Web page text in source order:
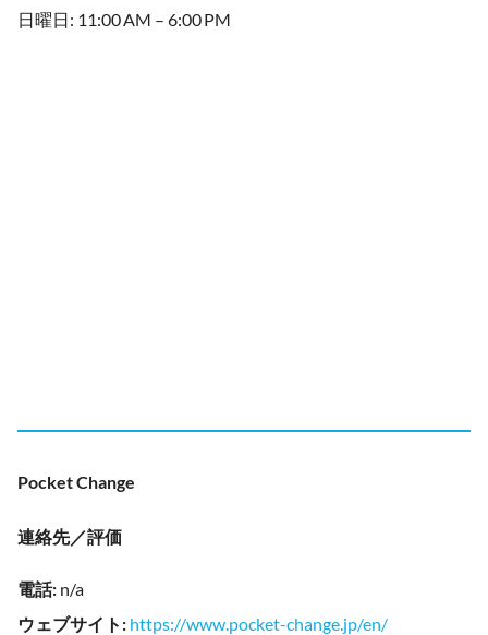
日曜日: 11:00 AM – 6:00 PM
Pocket Change
連絡先／評価
電話: n/a
ウェブサイト : https://www.pocket-change.jp/en/